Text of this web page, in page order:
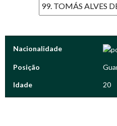
Nacionalidade
Posição
Idade 20